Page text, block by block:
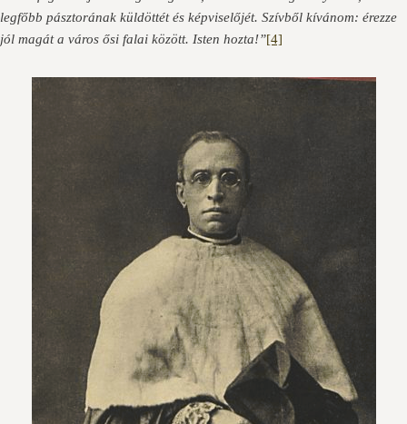
legfőbb pásztorának küldöttét és képviselőjét. Szívből kívánom: érezze
jól magát a város ősi falai között. Isten hozta!”[4]